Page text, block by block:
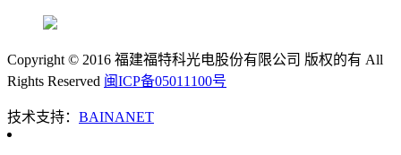
Copyright © 2016 福建福特科光电股份有限公司 版权的有 All
Rights Reserved 闽ICP备05011100号
技术支持： BAINANET